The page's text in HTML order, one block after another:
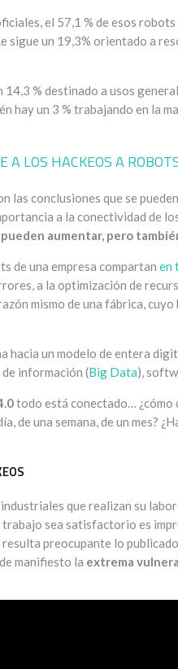
el 57,1 % de esos
sigue un 19,3% orientado a
% destinado a usos
hay un 3 % trabajando en la
A LOS HACKEOS A
las conclusiones que se
a la conectividad de
aumentar, pero
de una empresa compartan en
a la optimización de
mismo de una fábrica,
hacia un modelo de entera
información (Big Data),
todo está conectado… ¿cómo
de una semana, de un mes?
que realizan su
trabajo sea satisfactorio es
preocupante lo
manifiesto la extrema